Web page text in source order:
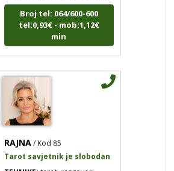
Broj tel: 064/600-600
tel:0,93€ - mob:1,12€
min
Tarot savjetnik je slobodan
tarot, razgovori